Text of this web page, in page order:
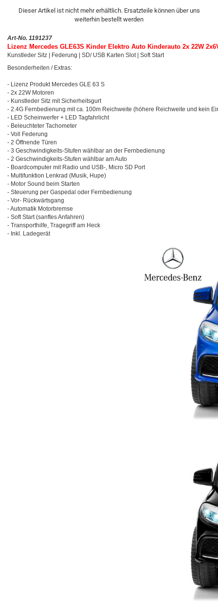
Dieser Artikel ist nicht mehr erhältlich. Ersatzteile können über uns
weiterhin bestellt werden
Art-No. 1191237
Lizenz Mercedes GLE63S Kinder Elektro Auto Kinderauto 2x 22W
Kunstleder Sitz | Federung | SD/ USB Karten Slot | Soft Start
Besonderheiten / Extras:
- Lizenz Produkt Mercedes GLE 63 S
- 2x 22W Motoren
- Kunstleder Sitz mit Sicherheitsgurt
- 2.4G Fernbedienung mit ca. 100m Reichweite (höhere Reichweite und kein
- LED Scheinwerfer + LED Tagfahrlicht
- Beleuchteter Tachometer
- Voll Federung
- 2 Öffnende Türen
- 3 Geschwindigkeits-Stufen wählbar an der Fernbedienung
- 2 Geschwindigkeits-Stufen wählbar am Auto
- Boardcomputer mit Radio und USB-, Micro SD Port
- Multifunktion Lenkrad (Musik, Hupe)
- Motor Sound beim Starten
- Steuerung per Gaspedal oder Fernbedienung
- Vor- Rückwärtsgang
- Automatik Motorbremse
- Soft Start (sanftes Anfahren)
- Transporthilfe, Tragegriff am Heck
- Inkl. Ladegerät